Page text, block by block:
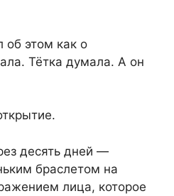
об этом как о
Тётка думала. А он
десять дней —
браслетом на
лица, которое